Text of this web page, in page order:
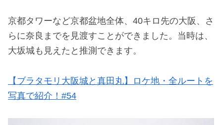
京都タワーなど京都盆地全体、40キロ先の大阪、さ
らに奈良までを見渡すことができました。当時は、
大坂城も見えたと推測できます。
【ブラタモリ大阪城と真田丸】ロケ地・全ルートを
写真で紹介！#54